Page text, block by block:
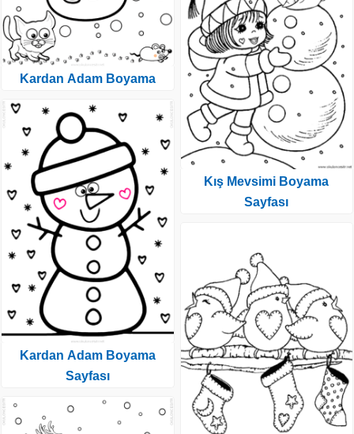
Kardan Adam Boyama
Kardan Adam Boyama
Sayfası
Kış Mevsimi Boyama
Sayfası